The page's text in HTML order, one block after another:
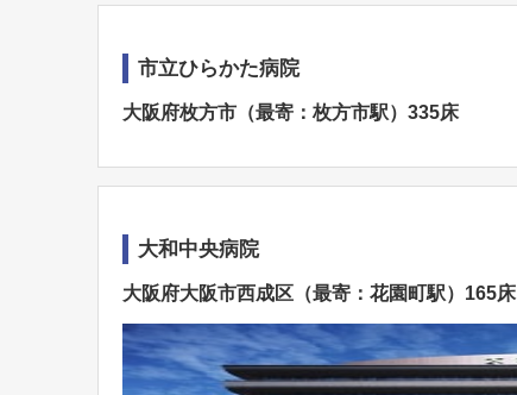
市立ひらかた病院
大阪府枚方市（最寄：枚方市駅）335床
大和中央病院
大阪府大阪市西成区（最寄：花園町駅）165床